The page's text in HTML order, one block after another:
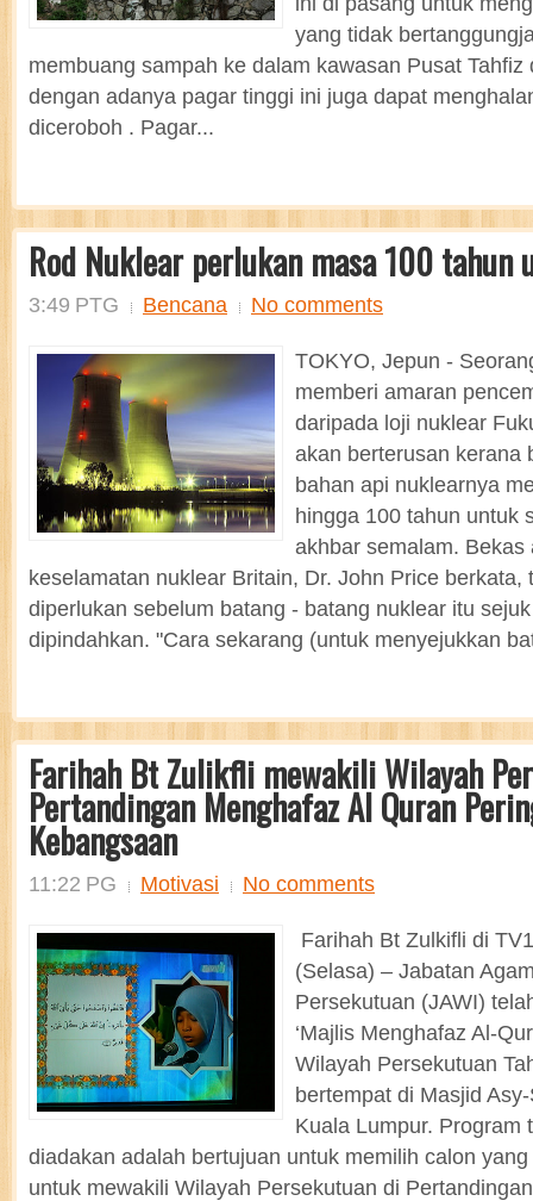
yang tidak
membuang sampah ke dalam kawasan Pusat
dengan adanya pagar tinggi ini juga dapat
diceroboh . Pagar...
Rod Nuklear perlukan masa 100 tahun
3:49 PTG Bencana No comments
TOKYO, Jepun -
memberi amaran
daripada loji nuklear
akan berterusan kerana
bahan api nuklearnya
hingga 100 tahun untuk
akhbar semalam. Bekas
keselamatan nuklear Britain, Dr. John Price berkata,
diperlukan sebelum batang - batang nuklear itu
dipindahkan. "Cara sekarang (untuk menyejukkan
Farihah Bt Zulikfli mewakili Wilayah
Pertandingan Menghafaz Al Quran
Kebangsaan
11:22 PG Motivasi No comments
Farihah Bt Zulkifli di
(Selasa) – Jabatan
Persekutuan (JAWI)
‘Majlis Menghafaz Al-
Wilayah Persekutuan
bertempat di Masjid
Kuala Lumpur. Program
diadakan adalah bertujuan untuk memilih calon
untuk mewakili Wilayah Persekutuan di